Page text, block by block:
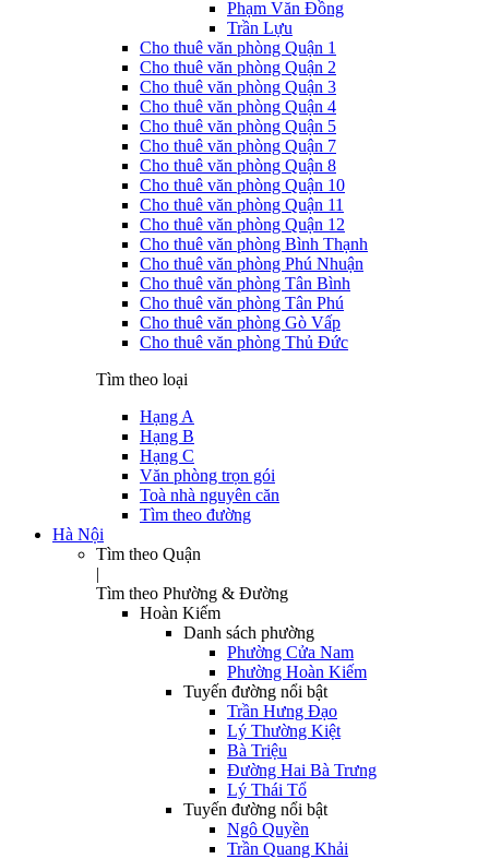
Phạm Văn Đồng
Trần Lựu
Cho thuê văn phòng Quận 1
Cho thuê văn phòng Quận 2
Cho thuê văn phòng Quận 3
Cho thuê văn phòng Quận 4
Cho thuê văn phòng Quận 5
Cho thuê văn phòng Quận 7
Cho thuê văn phòng Quận 8
Cho thuê văn phòng Quận 10
Cho thuê văn phòng Quận 11
Cho thuê văn phòng Quận 12
Cho thuê văn phòng Bình Thạnh
Cho thuê văn phòng Phú Nhuận
Cho thuê văn phòng Tân Bình
Cho thuê văn phòng Tân Phú
Cho thuê văn phòng Gò Vấp
Cho thuê văn phòng Thủ Đức
Tìm theo loại
Hạng A
Hạng B
Hạng C
Văn phòng trọn gói
Toà nhà nguyên căn
Tìm theo đường
Hà Nội
Tìm theo Quận
|
Tìm theo Phường & Đường
Hoàn Kiếm
Danh sách phường
Phường Cửa Nam
Phường Hoàn Kiếm
Tuyến đường nổi bật
Trần Hưng Đạo
Lý Thường Kiệt
Bà Triệu
Đường Hai Bà Trưng
Lý Thái Tổ
Tuyến đường nổi bật
Ngô Quyền
Trần Quang Khải